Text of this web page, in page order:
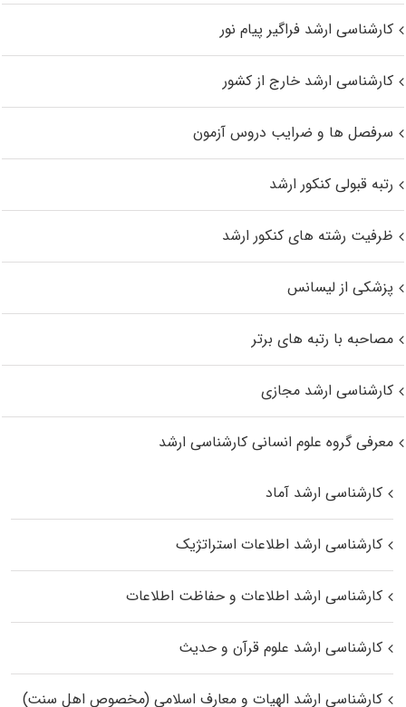
کارشناسی ارشد فراگیر پیام نور
کارشناسی ارشد خارج از کشور
سرفصل ها و ضرایب دروس آزمون
رتبه قبولی کنکور ارشد
ظرفیت رشته های کنکور ارشد
پزشکی از لیسانس
مصاحبه با رتبه های برتر
کارشناسی ارشد مجازی
معرفی گروه علوم انسانی کارشناسی ارشد
کارشناسی ارشد آماد
کارشناسی ارشد اطلاعات استراتژیک
کارشناسی ارشد اطلاعات و حفاظت اطلاعات
کارشناسی ارشد علوم قرآن و حدیث
کارشناسی ارشد الهیات و معارف اسلامی (مخصوص اهل سنت)